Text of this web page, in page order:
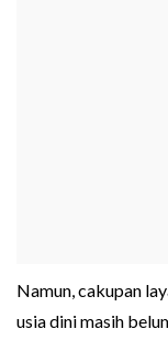
Namun, cakupan
usia dini masih